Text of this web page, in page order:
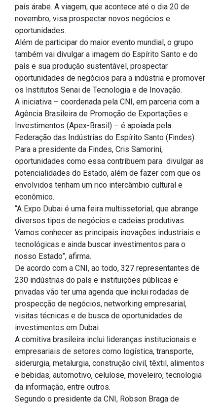
país árabe. A viagem, que acontece até o dia 20 de
novembro, visa prospectar novos negócios e
oportunidades.
Além de participar do maior evento mundial, o grupo
também vai divulgar a imagem do Espírito Santo e do
país e sua produção sustentável, prospectar
oportunidades de negócios para a indústria e promover
os Institutos Senai de Tecnologia e de Inovação.
A iniciativa – coordenada pela CNI, em parceria com a
Agência Brasileira de Promoção de Exportações e
Investimentos (Apex-Brasil) – é apoiada pela
Federação das Indústrias do Espírito Santo (Findes).
Para a presidente da Findes, Cris Samorini,
oportunidades como essa contribuem para divulgar as
potencialidades do Estado, além de fazer com que os
envolvidos tenham um rico intercâmbio cultural e
econômico.
“A Expo Dubai é uma feira multissetorial, que abrange
diversos tipos de negócios e cadeias produtivas.
Vamos conhecer as principais inovações industriais e
tecnológicas e ainda buscar investimentos para o
nosso Estado”, afirma.
De acordo com a CNI, ao todo, 327 representantes de
230 indústrias do país e instituições públicas e
privadas vão ter uma agenda que inclui rodadas de
prospecção de negócios, networking empresarial,
visitas técnicas e de busca de oportunidades de
investimentos em Dubai.
A comitiva brasileira inclui lideranças institucionais e
empresariais de setores como logística, transporte,
siderurgia, metalurgia, construção civil, têxtil, alimentos
e bebidas, automotivo, celulose, moveleiro, tecnologia
da informação, entre outros.
Segundo o presidente da CNI, Robson Braga de